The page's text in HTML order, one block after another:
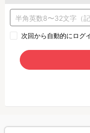
次回から自動的にログ